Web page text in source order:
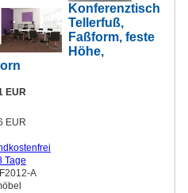
Konferenztisch
Tellerfuß,
Faßform, feste
Höhe,
EUR
EUR
Tage
A